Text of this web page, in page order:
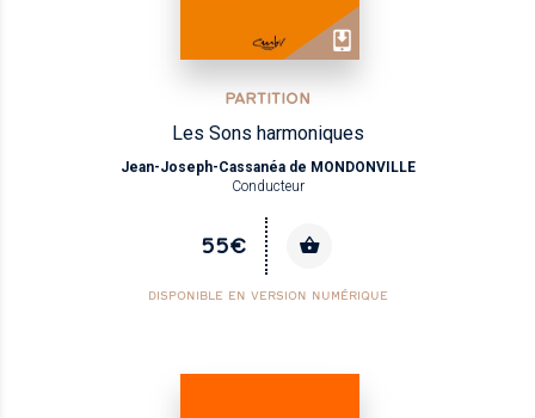
PARTITION
Les Sons harmoniques
Jean-Joseph-Cassanéa de MONDONVILLE
Conducteur
55€
DISPONIBLE EN VERSION NUMÉRIQUE